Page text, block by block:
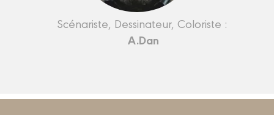
Scénariste, Dessinateur, Coloriste :
A.Dan